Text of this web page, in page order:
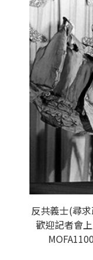
反共義士(尋
歡迎記者會